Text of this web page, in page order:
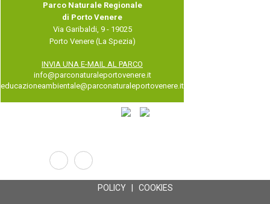
Parco Naturale Regionale
di Porto Venere
Via Garibaldi, 9 - 19025
Porto Venere (La Spezia)
INVIA UNA E-MAIL AL PARCO
info@parconaturaleportovenere.it
educazioneambientale@parconaturaleportovenere.it
POLICY| COOKIES